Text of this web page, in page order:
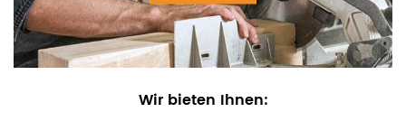
Wir bieten Ihnen: